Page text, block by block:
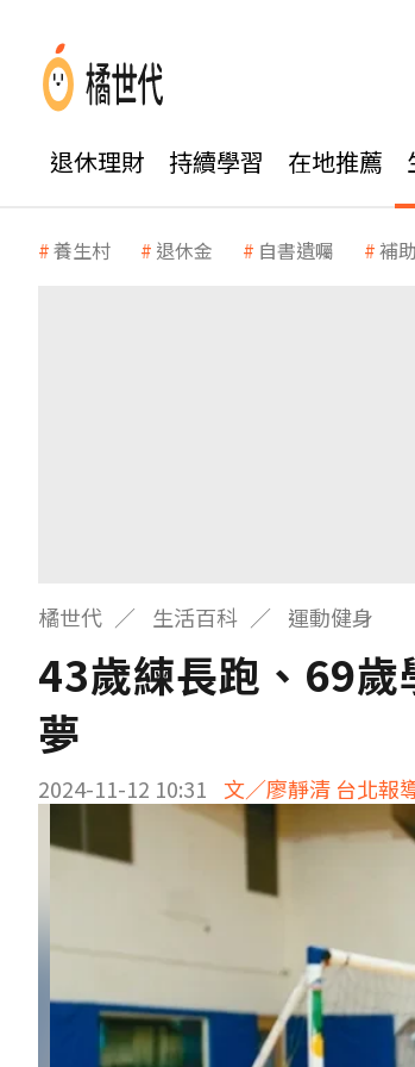
退休理財 持續學習 在地推薦
養生村 退休金 自書遺囑 補助
橘世代 生活百科 運動健身
43歲練長跑、69歲
夢
2024-11-12 10:31 文／廖靜清 台北報